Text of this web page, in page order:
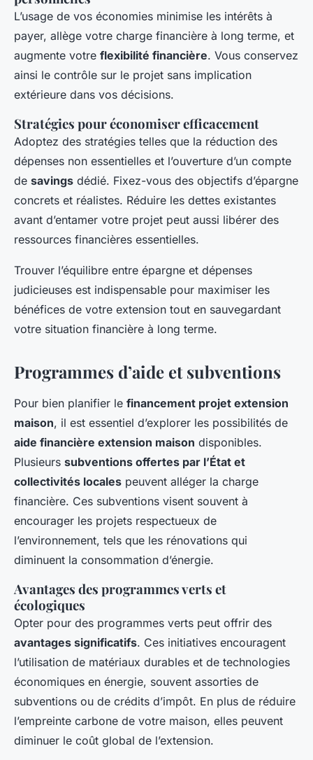
L’usage de vos économies minimise les intérêts à
payer, allège votre charge financière à long terme, et
augmente votre flexibilité financière. Vous conservez
ainsi le contrôle sur le projet sans implication
extérieure dans vos décisions.
Stratégies pour économiser efficacement
Adoptez des stratégies telles que la réduction des
dépenses non essentielles et l’ouverture d’un compte
de savings dédié. Fixez-vous des objectifs d’épargne
concrets et réalistes. Réduire les dettes existantes
avant d’entamer votre projet peut aussi libérer des
ressources financières essentielles.
Trouver l’équilibre entre épargne et dépenses
judicieuses est indispensable pour maximiser les
bénéfices de votre extension tout en sauvegardant
votre situation financière à long terme.
Programmes d’aide et subventions
Pour bien planifier le financement projet extension
maison, il est essentiel d’explorer les possibilités de
aide financière extension maison disponibles.
Plusieurs subventions offertes par l’État et
collectivités locales peuvent alléger la charge
financière. Ces subventions visent souvent à
encourager les projets respectueux de
l’environnement, tels que les rénovations qui
diminuent la consommation d’énergie.
Avantages des programmes verts et
écologiques
Opter pour des programmes verts peut offrir des
avantages significatifs. Ces initiatives encouragent
l’utilisation de matériaux durables et de technologies
économiques en énergie, souvent assorties de
subventions ou de crédits d’impôt. En plus de réduire
l’empreinte carbone de votre maison, elles peuvent
diminuer le coût global de l’extension.